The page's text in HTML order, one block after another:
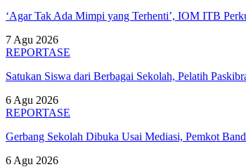
‘Agar Tak Ada Mimpi yang Terhenti’, IOM ITB
7 Agu 2026
REPORTASE
Satukan Siswa dari Berbagai Sekolah, Pelatih
6 Agu 2026
REPORTASE
Gerbang Sekolah Dibuka Usai Mediasi, Pemkot
6 Agu 2026